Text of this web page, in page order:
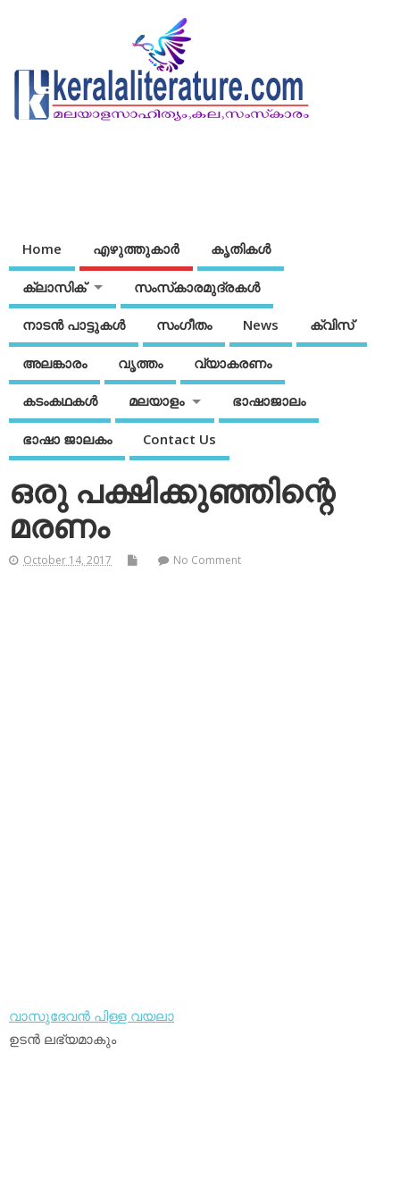
Home എഴുത്തുകാര്‍ കൃതികൾ
ക്ലാസിക് സംസ്‌കാരമുദ്രകള്‍
നാടന്‍ പാട്ടുകള്‍ സംഗീതം News ക്വിസ്
അലങ്കാരം വൃത്തം വ്യാകരണം
കടംകഥകള്‍ മലയാളം ഭാഷാജാലം
ഭാഷാ ജാലകം Contact Us
ഒരു പക്ഷിക്കുഞ്ഞിന്റെ
മരണം
October 14, 2017 No Comment
വാസുദേവന്‍ പിള്ള വയലാ
ഉടന്‍ ലഭ്യമാകും